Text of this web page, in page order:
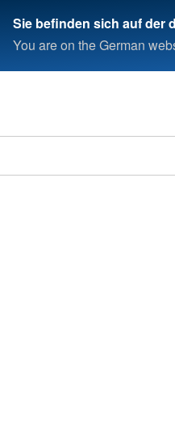
Sie befinden sich auf der
You are on the German